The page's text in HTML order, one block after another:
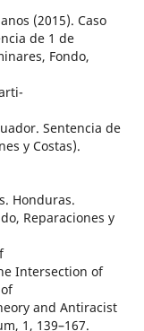
(2015). Caso
de 1 de
Fondo,
Sentencia de
y Costas).
Honduras.
Reparaciones y
Intersection of
and Antiracist
1, 139–167.